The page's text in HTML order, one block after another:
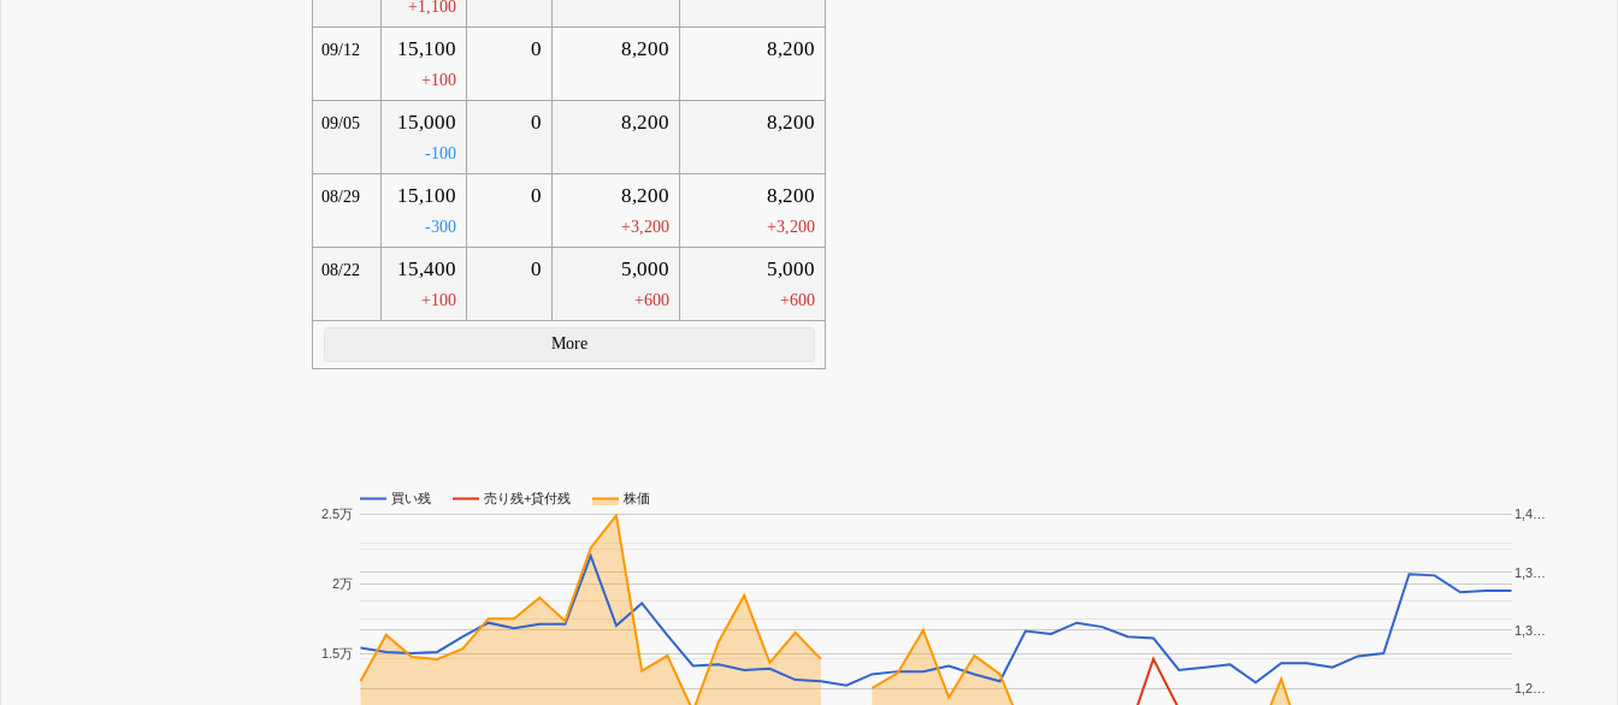
+1,100
09/12 15,100
+100
0 8,200 8,200
09/05 15,000
-100
0 8,200 8,200
08/29 15,100
-300
0 8,200
+3,200
8,200
+3,200
08/22 15,400
+100
0 5,000
+600
5,000
+600
More
買い残 売り残+貸付残 株価
1.5万
2万
2.5万
1,2…
1,3…
1,3…
1,4…